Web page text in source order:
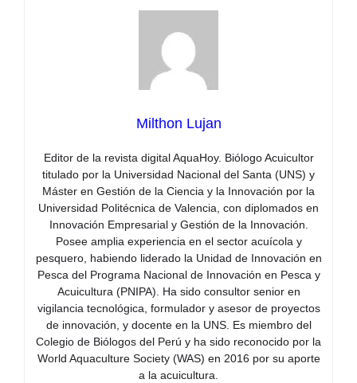
Milthon Lujan
Editor de la revista digital AquaHoy. Biólogo Acuicultor
titulado por la Universidad Nacional del Santa (UNS) y
Máster en Gestión de la Ciencia y la Innovación por la
Universidad Politécnica de Valencia, con diplomados en
Innovación Empresarial y Gestión de la Innovación.
Posee amplia experiencia en el sector acuícola y
pesquero, habiendo liderado la Unidad de Innovación en
Pesca del Programa Nacional de Innovación en Pesca y
Acuicultura (PNIPA). Ha sido consultor senior en
vigilancia tecnológica, formulador y asesor de proyectos
de innovación, y docente en la UNS. Es miembro del
Colegio de Biólogos del Perú y ha sido reconocido por la
World Aquaculture Society (WAS) en 2016 por su aporte
a la acuicultura.